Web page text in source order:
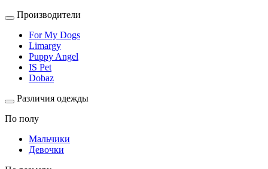
Производители
For My Dogs
Limargy
Puppy Angel
IS Pet
Dobaz
Различия одежды
По полу
Мальчики
Девочки